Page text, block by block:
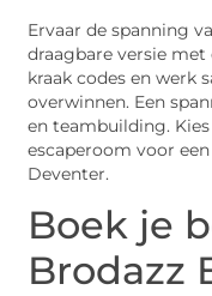
Ervaar de spanning
draagbare versie met
kraak codes en werk
overwinnen. Een
en teambuilding.
escaperoom voor
Deventer.
Boek je
Brodazz